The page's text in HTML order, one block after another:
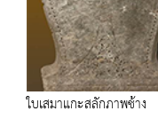
ใบเสมาแกะสลักภาพช้าง